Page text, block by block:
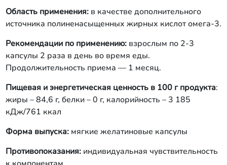
Область применения:в качестве дополнительного
источника полиненасыщенных жирных кислот омега-3.
Рекомендации по применению:взрослым по 2-3
капсулы 2 раза в день во время еды.
Продолжительность приема — 1 месяц.
Пищевая и энергетическая ценность в 100 г продукта:
жиры – 84,6 г, белки – 0 г, калорийность – 3 185
кДж/761 ккал
Форма выпуска:мягкие желатиновые капсулы
Противопоказания:индивидуальная чувствительность